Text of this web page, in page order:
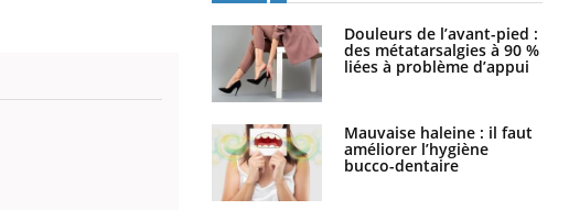
Douleurs de l’avant-pied :
des métatarsalgies à 90 %
liées à problème d’appui
Mauvaise haleine : il faut
améliorer l’hygiène
bucco-dentaire